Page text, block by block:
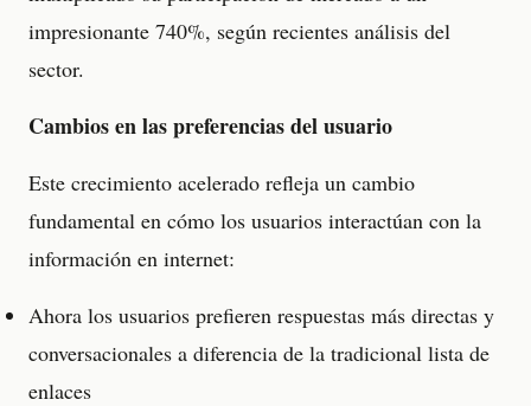
impresionante 740%, según recientes análisis del
sector.
Cambios en las preferencias del usuario
Este crecimiento acelerado refleja un cambio
fundamental en cómo los usuarios interactúan con la
información en internet:
Ahora los usuarios prefieren respuestas más directas y
conversacionales a diferencia de la tradicional lista de
enlaces